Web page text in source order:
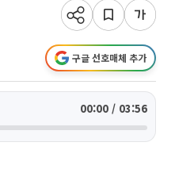
구글 선호매체 추가
00:00 / 03:56